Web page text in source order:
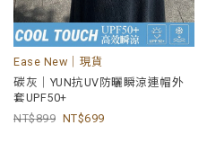
Ease New｜現貨
碳灰｜YUN抗UV防曬瞬涼連帽外
套UPF50+
899
699